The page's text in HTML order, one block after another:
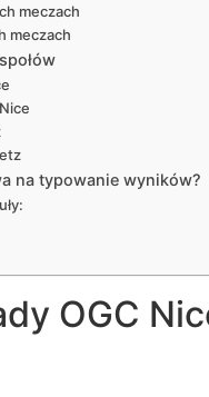
meczach
meczach
na typowanie wyników?
OGC